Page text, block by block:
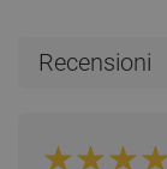
Recensioni